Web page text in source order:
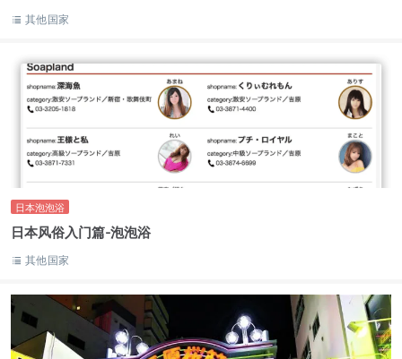
其他国家
日本泡泡浴
日本风俗入门篇-泡泡浴
其他国家